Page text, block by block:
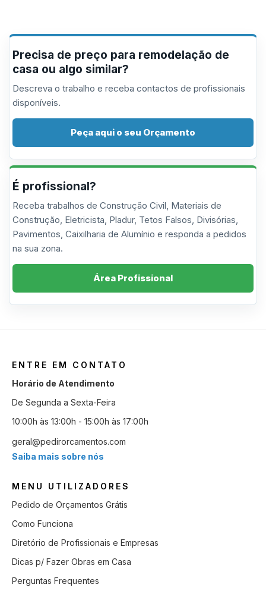
Precisa de preço para remodelação de
casa ou algo similar?
Descreva o trabalho e receba contactos de profissionais
disponíveis.
Peça aqui o seu Orçamento
É profissional?
Receba trabalhos de Construção Civil, Materiais de
Construção, Eletricista, Pladur, Tetos Falsos, Divisórias,
Pavimentos, Caixilharia de Alumínio e responda a pedidos
na sua zona.
Área Profissional
ENTRE EM CONTATO
Horário de Atendimento
De Segunda a Sexta-Feira
10:00h às 13:00h - 15:00h às 17:00h
geral@pedirorcamentos.com
Saiba mais sobre nós
MENU UTILIZADORES
Pedido de Orçamentos Grátis
Como Funciona
Diretório de Profissionais e Empresas
Dicas p/ Fazer Obras em Casa
Perguntas Frequentes